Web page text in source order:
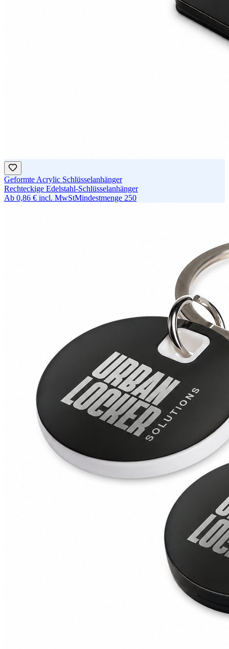
Geformte Acrylic Schlüsselanhänger
Rechteckige Edelstahl-Schlüsselanhänger
Ab 0,86 € incl. MwStMindestmenge 250